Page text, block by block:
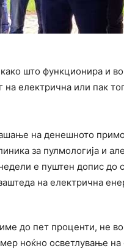
што функционира и
електрична или пак
на денешното
за пулмологија и
е пуштен допис до
на електрична
до пет проценти, не
ноќно осветлување на